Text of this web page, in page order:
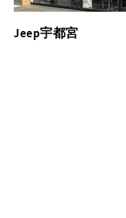
Jeep宇都宮